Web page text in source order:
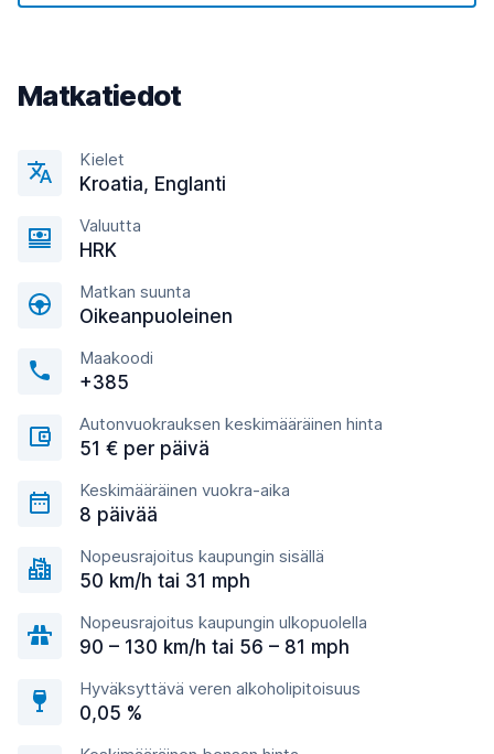
Matkatiedot
Kielet
Kroatia, Englanti
Valuutta
HRK
Matkan suunta
Oikeanpuoleinen
Maakoodi
+385
Autonvuokrauksen keskimääräinen hinta
51 € per päivä
Keskimääräinen vuokra-aika
8 päivää
Nopeusrajoitus kaupungin sisällä
50 km/h tai 31 mph
Nopeusrajoitus kaupungin ulkopuolella
90 – 130 km/h tai 56 – 81 mph
Hyväksyttävä veren alkoholipitoisuus
0,05 %